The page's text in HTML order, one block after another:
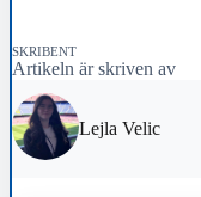
SKRIBENT
Artikeln är skriven av
Lejla Velic